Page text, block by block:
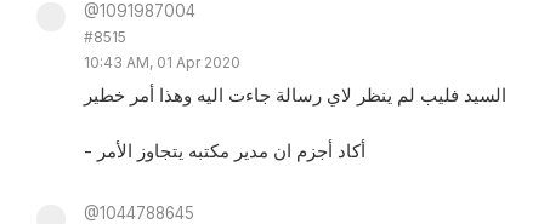
@1091987004
#8515
10:43 AM, 01 Apr 2020
السيد فليب لم ينظر لاي رسالة جاءت اليه وهذا أمر خطير
- أكاد أجزم ان مدير مكتبه يتجاوز الأمر
@1044788645